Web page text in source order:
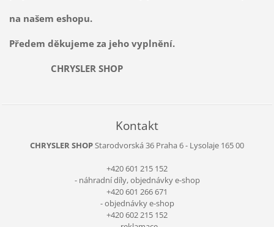
na našem eshopu.
Předem děkujeme za jeho vyplnění.
CHRYSLER SHOP
Kontakt
CHRYSLER SHOPStarodvorská 36 Praha 6 - Lysolaje 165 00
+420 601 215 152
- náhradní díly, objednávky e-shop
+420 601 266 671
- objednávky e-shop
+420 602 215 152